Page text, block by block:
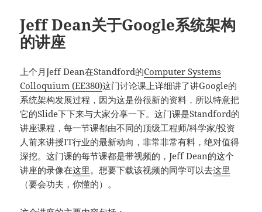
Jeff Dean关于Google系统架构
的讲座
上个月Jeff Dean在Standford的Computer Systems
Colloquium (EE380)这门讨论课上详细讲了讲Google的
系统架构发展过程，因为这是份很新的资料，所以特意把
它的Slide下下来与大家分享一下。这门课是Standford的
讲座课程，每一节课都由不同的顶级工程师/科学家/投资
人前来讲授IT行业的最新动向，非常非常有料，绝对值得
深挖。这门课的每节课都是带视频的，Jeff Dean的这个
讲座的录像在这里 。想要下载该视频的同学可以去这里
（要会功夫，你懂的）。